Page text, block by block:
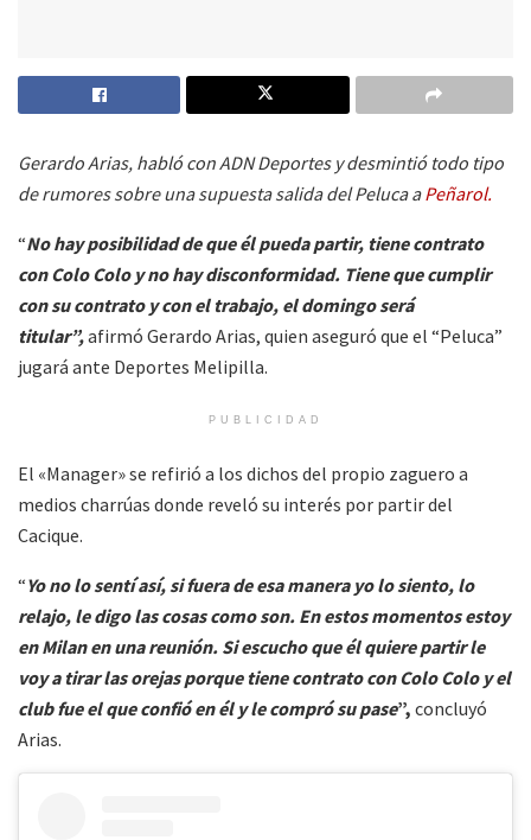
Gerardo Arias, habló con ADN Deportes y desmintió todo tipo
de rumores sobre una supuesta salida del Peluca aPeñarol.
“No hay posibilidad de que él pueda partir, tiene contrato
con Colo Colo y no hay disconformidad. Tiene que cumplir
con su contrato y con el trabajo, el domingo será
titular”,afirmó Gerardo Arias, quien aseguró que el “Peluca”
jugará ante Deportes Melipilla.
PUBLICIDAD
El «Manager» se refirió a los dichos del propio zaguero a
medios charrúas donde reveló su interés por partir del
Cacique.
“Yo no lo sentí así, si fuera de esa manera yo lo siento, lo
relajo, le digo las cosas como son. En estos momentos estoy
en Milan en una reunión. Si escucho que él quiere partir le
voy a tirar las orejas porque tiene contrato con Colo Colo y el
club fue el que confió en él y le compró su pase”, concluyó
Arias.